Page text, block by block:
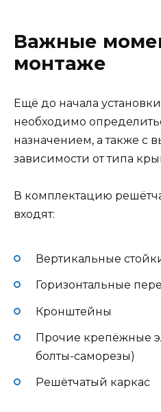
Важные
монтаже
Ещё до начала
необходимо
назначением, а также с
зависимости от типа
В комплектацию
входят:
Вертикальные
Горизонтальные
Кронштейны
Прочие крепёжные
болты-саморезы)
Решётчатый каркас